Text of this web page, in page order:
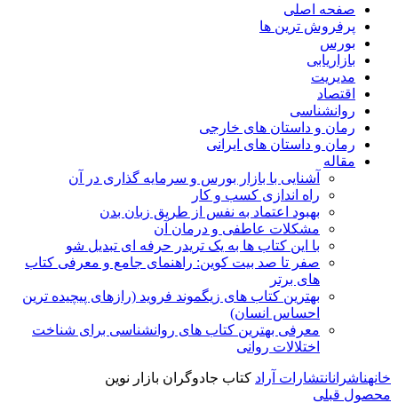
صفحه اصلی
پرفروش ترین ها
بورس
بازاریابی
مدیریت
اقتصاد
روانشناسی
رمان و داستان های خارجی
رمان و داستان های ایرانی
مقاله
آشنایی با بازار بورس و سرمایه گذاری در آن
راه اندازی کسب و کار
بهبود اعتماد به نفس از طریق زبان بدن
مشکلات عاطفی و درمان آن
با این کتاب ها به یک تریدر حرفه ای تبدیل شو
صفر تا صد بیت کوین: راهنمای جامع و معرفی کتاب
های برتر
بهترین کتاب های زیگموند فروید (رازهای پیچیده ترین
احساس انسان)
معرفی بهترین کتاب های روانشناسی برای شناخت
اختلالات روانی
خانهناشرانانتشارات آراد کتاب جادوگران بازار نوین
محصول قبلی